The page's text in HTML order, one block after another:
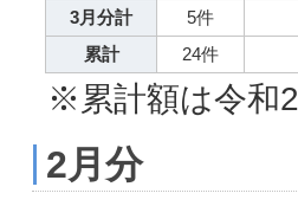
3月分計 5件
累計
24件
※累計額は令和
2月分